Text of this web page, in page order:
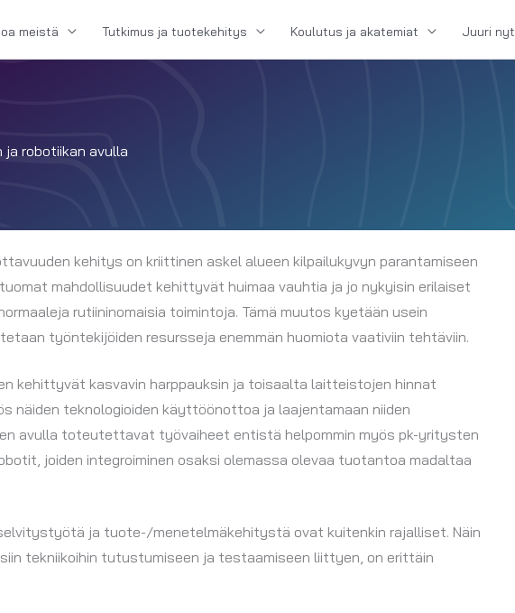
meistä Tutkimus ja tuotekehitys Koulutus ja akatemiat Juuri nyt
robotiikan avulla
kehitys on kriittinen askel alueen kilpailukyvyn parantamiseen
mahdollisuudet kehittyvät huimaa vauhtia ja jo nykyisin erilaiset
rutiininomaisia toimintoja. Tämä muutos kyetään usein
työntekijöiden resursseja enemmän huomiota vaativiin tehtäviin.
kehittyvät kasvavin harppauksin ja toisaalta laitteistojen hinnat
näiden teknologioiden käyttöönottoa ja laajentamaan niiden
avulla toteutettavat työvaiheet entistä helpommin myös pk-yritysten
joiden integroiminen osaksi olemassa olevaa tuotantoa madaltaa
ja tuote-/menetelmäkehitystä ovat kuitenkin rajalliset. Näin
tekniikoihin tutustumiseen ja testaamiseen liittyen, on erittäin